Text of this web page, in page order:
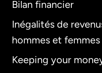
Bilan financier
Inégalités de
hommes et femmes
Keeping your
International
Allemagne